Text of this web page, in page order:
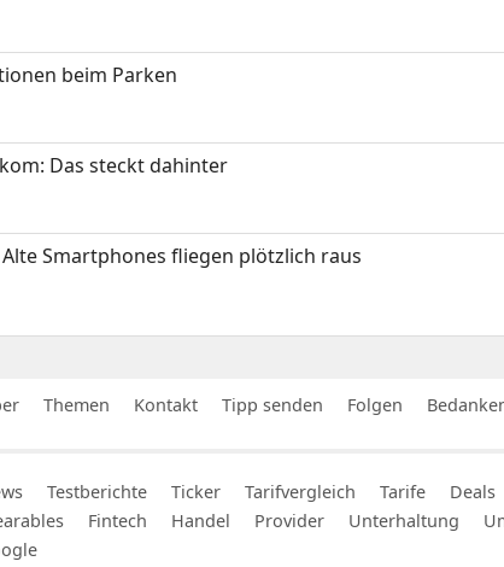
beim Parken
Das steckt dahinter
Smartphones fliegen plötzlich raus
Themen Kontakt Tipp senden Folgen
Testberichte Ticker Tarifvergleich Tarife Deals
Fintech Handel Provider Unterhaltung